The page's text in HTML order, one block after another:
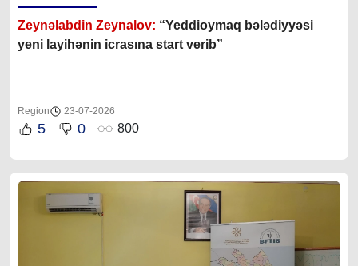
Zeynəlabdin Zeynalov: “Yeddioymaq bələdiyyəsi
yeni layihənin icrasına start verib”
Region 23-07-2026
5 0 800